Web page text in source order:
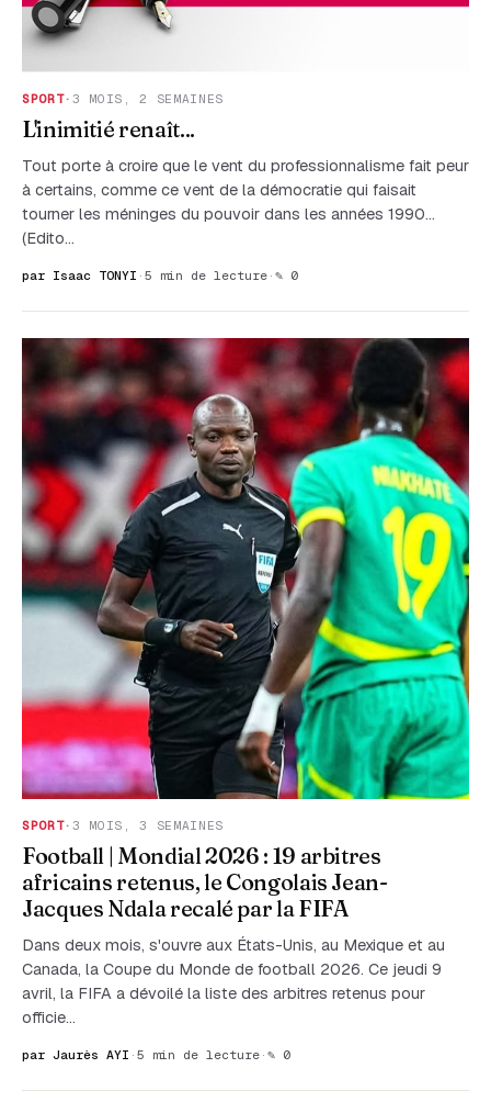
SPORT·3 MOIS, 2 SEMAINES
L'inimitié renaît...
Tout porte à croire que le vent du professionnalisme fait peur
à certains, comme ce vent de la démocratie qui faisait
tourner les méninges du pouvoir dans les années 1990...
(Edito…
par Isaac TONYI · 5 min de lecture · ✎ 0
SPORT·3 MOIS, 3 SEMAINES
Football | Mondial 2026 : 19 arbitres
africains retenus, le Congolais Jean-
Jacques Ndala recalé par la FIFA
Dans deux mois, s'ouvre aux États-Unis, au Mexique et au
Canada, la Coupe du Monde de football 2026. Ce jeudi 9
avril, la FIFA a dévoilé la liste des arbitres retenus pour
officie…
par Jaurès AYI · 5 min de lecture · ✎ 0